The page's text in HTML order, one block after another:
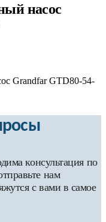
насос
Grandfar GTD80-54-
консультация по
нам
с вами в самое